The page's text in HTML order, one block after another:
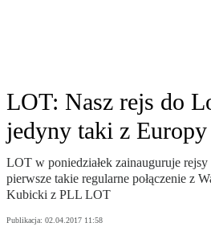
LOT: Nasz rejs do
jedyny taki z
LOT w poniedziałek zainauguruje
pierwsze takie regularne połączenie z
Kubicki z PLL LOT
Publikacja: 02.04.2017 11:58